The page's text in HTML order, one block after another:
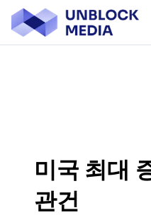
미국 최대
관건